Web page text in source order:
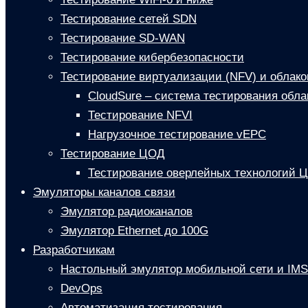
Тестирование сетей SDN
Тестирование SD-WAN
Тестирование кибербезопасности
Тестирование виртуализации (NFV) и
CloudSure – система тестирования
Тестирование NFVI
Нагрузочное тестирование vEPC
Тестирование ЦОД
Тестирование оверлейных технологий
Эмуляторы каналов связи
Эмулятор радиоканалов
Эмулятор Ethernet до 100G
Разработчикам
Настольный эмулятор мобильной сети и IMS
DevOps